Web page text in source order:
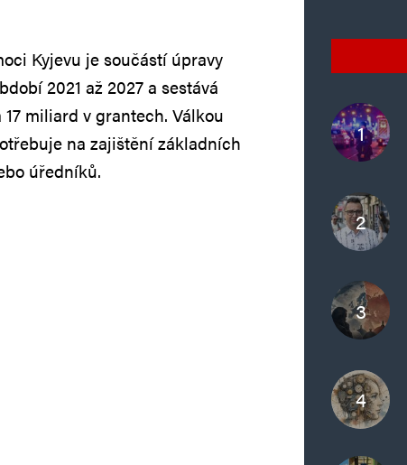
Kyjevu je součástí úpravy
2021 až 2027 a sestává
miliard v grantech. Válkou
na zajištění základních
úředníků.